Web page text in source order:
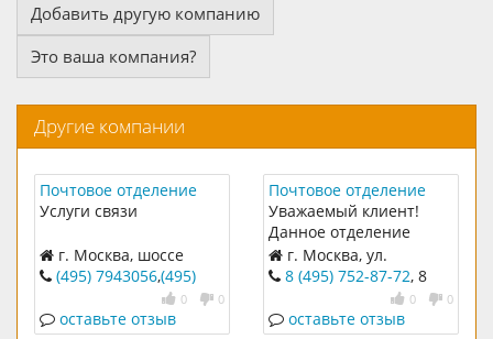
Добавить другую компанию
Это ваша компания?
Другие компании
Почтовое отделение
связи 125310
Услуги связи
г. Москва, шоссе
Пятницкое дом 43 к.1
(495) 7943056,(495)
(495) 7521010
0 0
оставьте отзыв
Почтовое отделение
связи 125627
Уважаемый клиент!
Данное отделение
почтовой связи не
осуществляет доставку
Обращаем Ваше
г. Москва, ул.
Митинская дом 38
8 (495) 752-87-72, 8
0 0
оставьте отзыв